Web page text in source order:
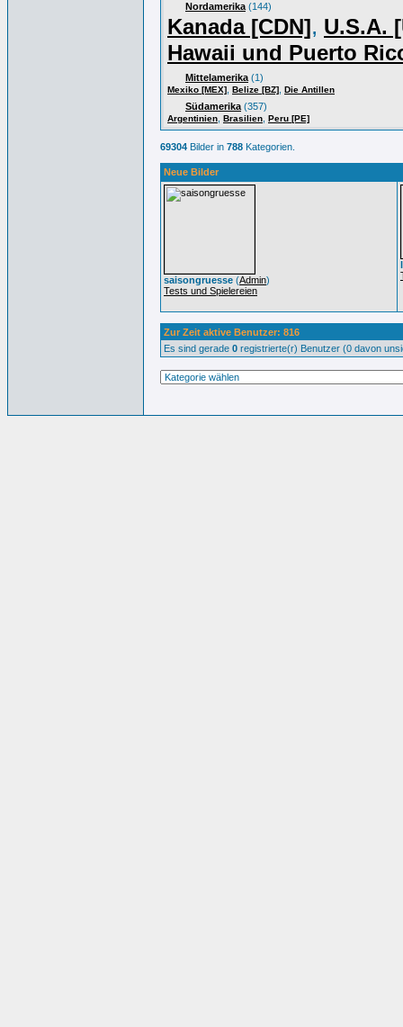
Nordamerika (144)
Kanada [CDN], U.S.A.
Hawaii und Puerto
Mittelamerika (1)
Mexiko [MEX] Belize [BZ] Die Antillen
Südamerika (357)
Argentinien Brasilien Peru [PE]
69304 Bilder in 788 Kategorien.
Neue Bilder
saisongruesse (Admin)
Tests und Spielereien
Zur Zeit aktive Benutzer: 816
Es sind gerade 0 registrierte(r) Benutzer (0 davon